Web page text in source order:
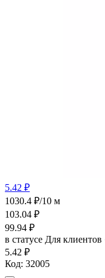
5.42 ₽
1030.4 ₽/10 м
103.04 ₽
99.94 ₽
в статусе Для
5.42 ₽
Код: 32005